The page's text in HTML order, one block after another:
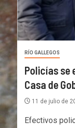
RÍO GALLEGOS
Policías se
Casa de
11 de julio de
Efectivos